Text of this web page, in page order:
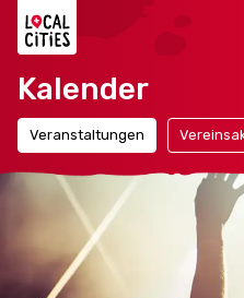
Kalender
Veranstaltungen